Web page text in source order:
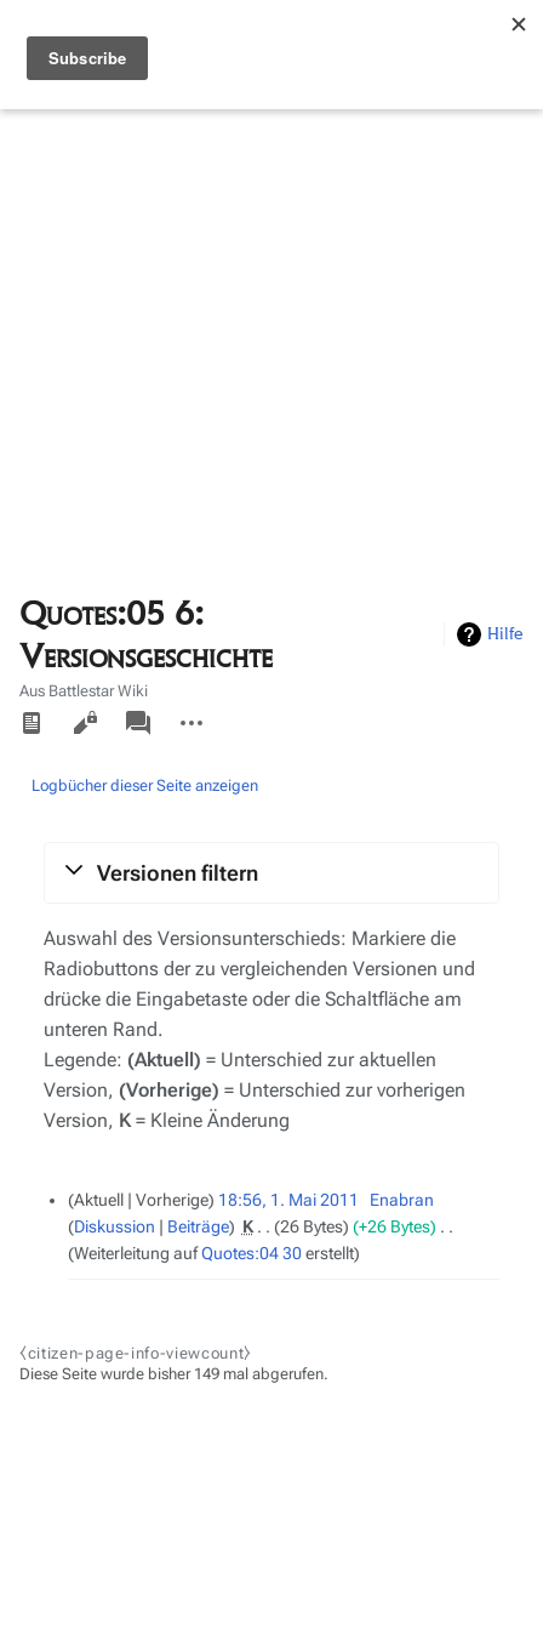
Quotes:05 6:
Versionsgeschichte
Hilfe
Aus Battlestar Wiki
Ansichten
associated-
pages
Aktionen
Logbücher dieser Seite anzeigen
Versionen filtern
Auswahl des Versionsunterschieds: Markiere die
Radiobuttons der zu vergleichenden Versionen und
drücke die Eingabetaste oder die Schaltfläche am
unteren Rand.
Legende: (Aktuell) = Unterschied zur aktuellen
Version, (Vorherige) = Unterschied zur vorherigen
Version, K= Kleine Änderung
Mai
2011
Aktuell Vorherige 18:56, 1. Mai 2011
Enabran
Diskussion
Beiträge K 26 Bytes +26 Bytes
Weiterleitung aufQuotes:04 30erstellt
⧼citizen-page-info-viewcount⧽
Diese Seite wurde bisher 149 mal abgerufen.